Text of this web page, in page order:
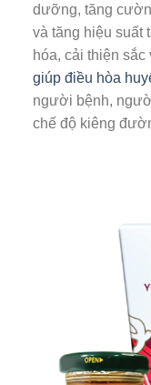
dưỡng, tăng
và tăng hiệu suất
hóa, cải thiện
giúp điều hòa
người bệnh,
chế độ kiêng